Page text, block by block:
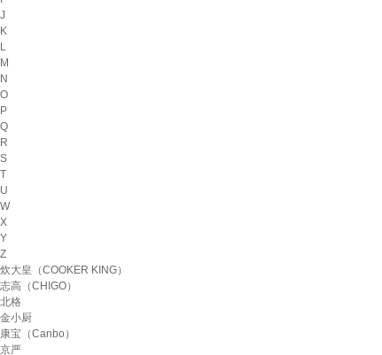
J
K
L
M
N
O
P
Q
R
S
T
U
W
X
Y
Z
炊大皇（COOKER KING）
志高（CHIGO）
北格
金小厨
康宝（Canbo）
京严